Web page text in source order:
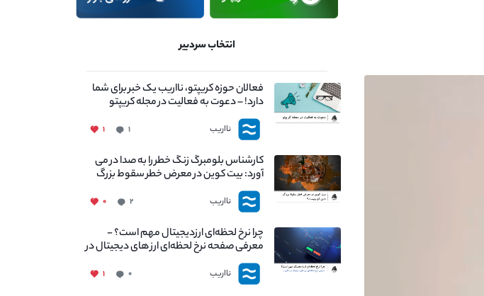
انتخاب سردبیر
فعالان حوزه کریپتو، نااریب یک خبر برای شما
دارد! – دعوت به فعالیت در مجله کریپتو
نااریب ۱ ۱
کارشناس بلومبرگ زنگ خطر را به صدا در می
آورد: بیت کوین در معرض خطر سقوط بزرگ
است - دلیل آن چیست؟
نااریب ۲ ۰
چرا نرخ لحظه‌ای ارزدیجیتال مهم است؟ -
معرفی صفحه نرخ لحظه‌ای ارز های دیجیتال در
نااریب
نااریب ۰ ۱